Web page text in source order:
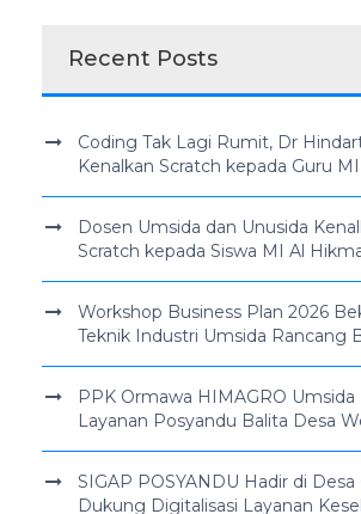
Recent Posts
Coding Tak Lagi Rumit, Dr
Kenalkan Scratch kepada Guru
Dosen Umsida dan Unusida
Scratch kepada Siswa MI Al
Workshop Business Plan 2026
Teknik Industri Umsida Rancang
PPK Ormawa HIMAGRO
Layanan Posyandu Balita Desa
SIGAP POSYANDU Hadir di
Dukung Digitalisasi Layanan